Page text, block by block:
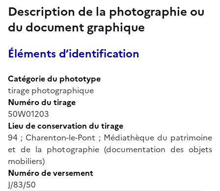
Description de la photographie ou
du document graphique
Éléments d’identification
Catégorie du phototype
tirage photographique
Numéro du tirage
50W01203
Lieu de conservation du tirage
94 ; Charenton-le-Pont ; Médiathèque du patrimoine
et de la photographie (documentation des objets
mobiliers)
Numéro de versement
J/83/50